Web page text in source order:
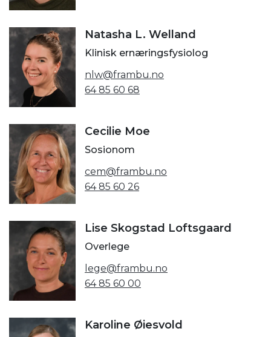
Natasha L. Welland
Klinisk ernæringsfysiolog
nlw@frambu.no
64 85 60 68
Cecilie Moe
Sosionom
cem@frambu.no
64 85 60 26
Lise Skogstad Loftsgaard
Overlege
lege@frambu.no
64 85 60 00
Karoline Øiesvold